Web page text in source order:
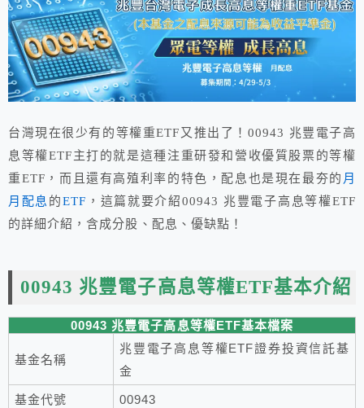
台灣現在很少有的等權重ETF又推出了！00943 兆豐電子高
息等權ETF主打的就是這種注重研發和營收優質股票的等權
重ETF，而且還有高殖利率的特色，配息也是現在最夯的 月
月配息 的ETF ，這篇就要介紹00943 兆豐電子高息等權ETF
的詳細介紹，含成分股、配息、優缺點！
00943 兆豐電子高息等權ETF基本介紹
00943 兆豐電子高息等權ETF基本檔案
基金名稱
兆豐電子高息等權ETF證券投資信託基
金
基金代號 00943